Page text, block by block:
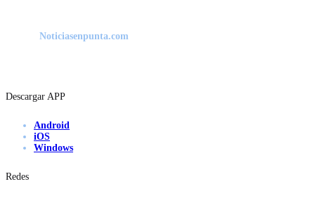
Noticiasenpunta.com
Descargar APP
Android
iOS
Windows
Redes